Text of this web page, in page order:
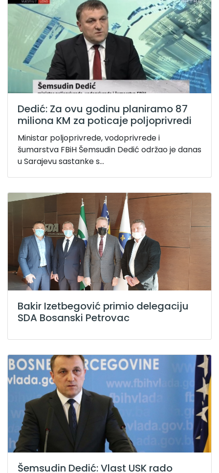
Dedić: Za ovu godinu planiramo 87
miliona KM za poticaje poljoprivredi
Ministar poljoprivrede, vodoprivrede i
šumarstva FBiH Šemsudin Dedić održao je danas
u Sarajevu sastanke s...
Bakir Izetbegović primio delegaciju
SDA Bosanski Petrovac
Šemsudin Dedić: Vlast USK rado